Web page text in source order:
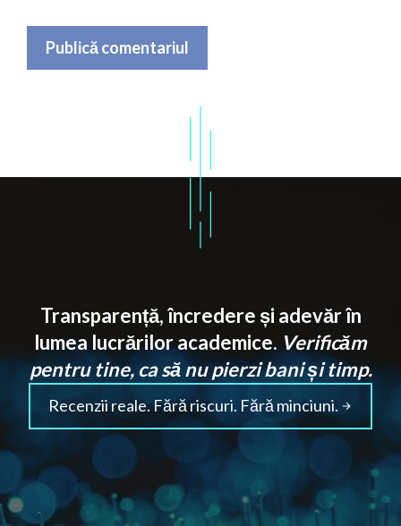
Transparență, încredere și adevăr în
lumea lucrărilor academice. Verificăm
pentru tine, ca să nu pierzi bani și timp.
Recenzii reale. Fără riscuri. Fără minciuni.